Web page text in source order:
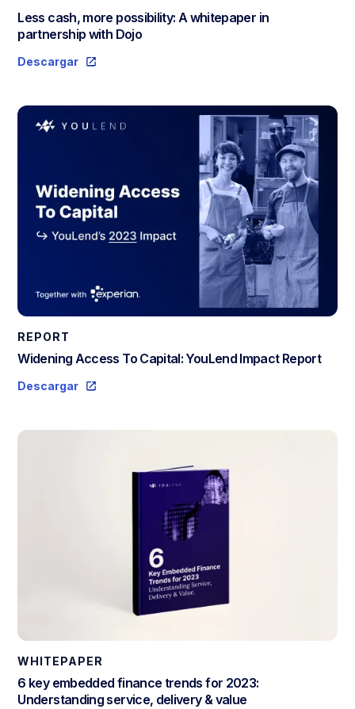
Less cash, more possibility: A whitepaper in
partnership with Dojo
Descargar
REPORT
Widening Access To Capital: YouLend Impact Report
Descargar
WHITEPAPER
6 key embedded finance trends for 2023:
Understanding service, delivery & value